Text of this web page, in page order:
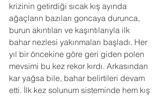
krizinin getirdiği sıcak kış ayında
ağaçların bazıları goncaya durunca,
burun akıntıları ve kaşıntılarıyla ilk
bahar nezlesi yakınmaları başladı. Her
yıl bir öncekine göre geri giden polen
mevsimi bu kez rekor kırdı. Arkasından
kar yağsa bile, bahar belirtileri devam
etti. İlk kez solunum sisteminde hem kış